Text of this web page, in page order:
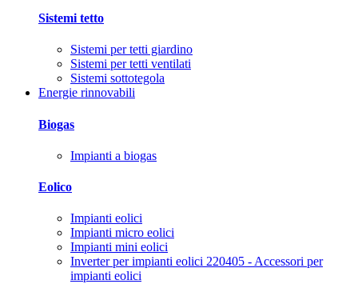
Sistemi tetto
Sistemi per tetti giardino
Sistemi per tetti ventilati
Sistemi sottotegola
Energie rinnovabili
Biogas
Impianti a biogas
Eolico
Impianti eolici
Impianti micro eolici
Impianti mini eolici
Inverter per impianti eolici 220405 - Accessori per
impianti eolici